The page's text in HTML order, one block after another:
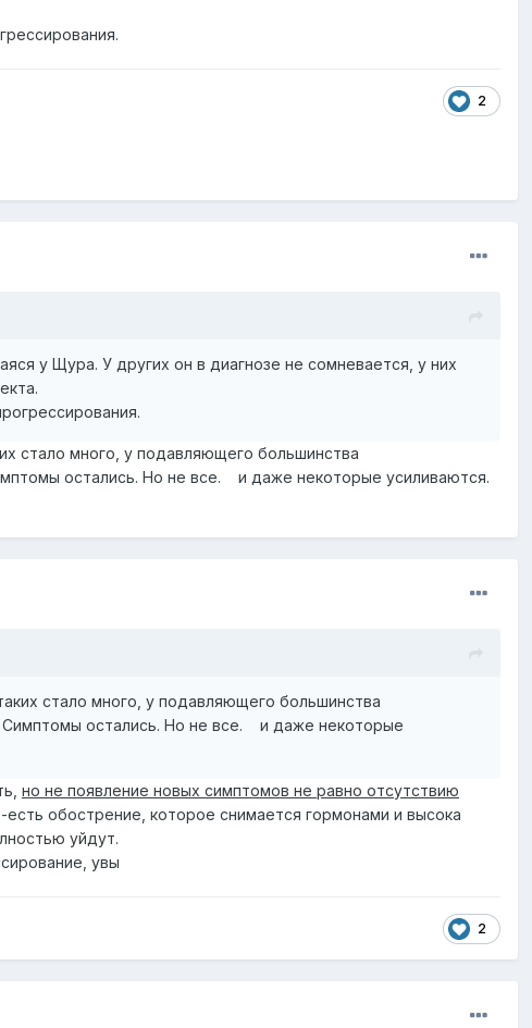
2
у Щура. У других он в диагнозе не сомневается, у них
стало много, у подавляющего большинства
остались. Но не все. и даже некоторые усиливаются.
стало много, у подавляющего большинства
остались. Но не все. и даже некоторые
но не появление новых симптомов не равно отсутствию
обострение, которое снимается гормонами и высока
уйдут.
увы
2